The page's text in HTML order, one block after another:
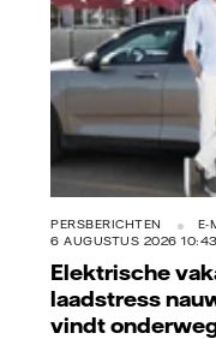
PERSBERICHTEN
E-
6 AUGUSTUS 2026
Elektrische
laadstress
vindt